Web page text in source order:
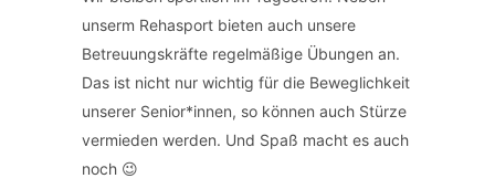
unserm Rehasport bieten auch unsere
Betreuungskräfte regelmäßige Übungen an.
Das ist nicht nur wichtig für die Beweglichkeit
unserer Senior*innen, so können auch Stürze
vermieden werden. Und Spaß macht es auch
noch 😉